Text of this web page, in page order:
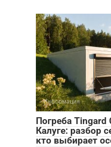
Информация
Погреба Tingard
Калуге: разбор
кто выбирает